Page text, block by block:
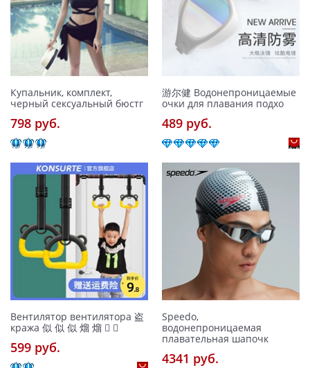
Купальник, комплект,
черный сексуальный бюстг
798 pуб.
游尔健 Водонепроницаемые
очки для плавания подхо
489 pуб.
Вентилятор вентилятора 盗
кража 似 似 似 熘 熘  
599 pуб.
Speedo,
водонепроницаемая
плавательная шапочк
4341 pуб.